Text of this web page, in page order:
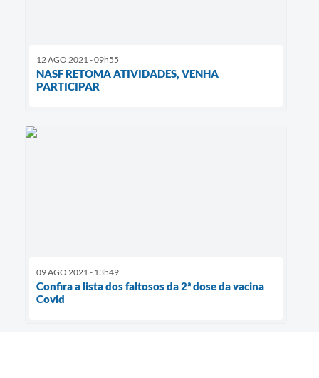
12 AGO 2021 - 09h55
NASF RETOMA ATIVIDADES, VENHA
PARTICIPAR
09 AGO 2021 - 13h49
Confira a lista dos faltosos da 2ª dose da vacina
Covid